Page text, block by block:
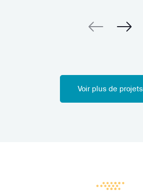
Voir plus de projets